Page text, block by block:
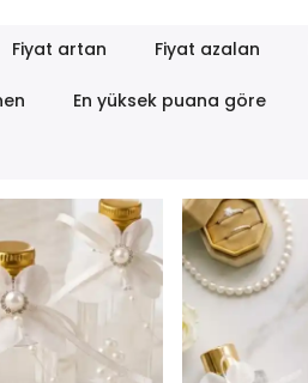
Fiyat artan Fiyat azalan
En yüksek puana göre